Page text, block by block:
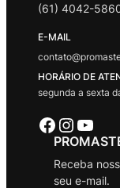
(61) 4042-
E-MAIL
HORÁRIO DE
segunda a sexta
Facebook Instagram Youtube
Receba
seu e-mail.